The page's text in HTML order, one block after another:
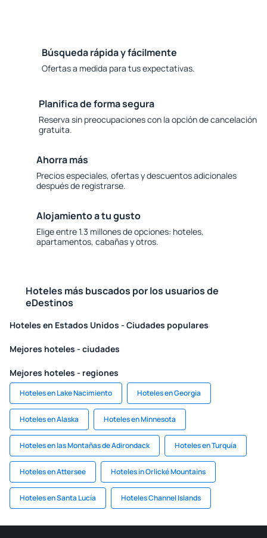
Búsqueda rápida y fácilmente
Ofertas a medida para tus expectativas.
Planifica de forma segura
Reserva sin preocupaciones con la opción de cancelación
gratuita.
Ahorra más
Precios especiales, ofertas y descuentos adicionales
después de registrarse.
Alojamiento a tu gusto
Elige entre 1.3 millones de opciones: hoteles,
apartamentos, cabañas y otros.
Hoteles más buscados por los usuarios de
eDestinos
Hoteles en Estados Unidos - Ciudades populares
Mejores hoteles - ciudades
Mejores hoteles - regiones
Hoteles en Lake Nacimiento Hoteles en Georgia
Hoteles en Alaska Hoteles en Minnesota
Hoteles en las Montañas de Adirondack Hoteles en Turquía
Hoteles en Attersee Hoteles in Orlické Mountains
Hoteles en Santa Lucía Hoteles Channel Islands